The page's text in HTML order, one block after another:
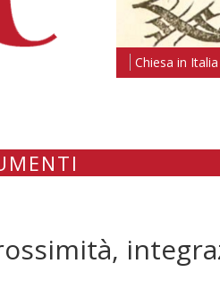
Chiesa in Italia